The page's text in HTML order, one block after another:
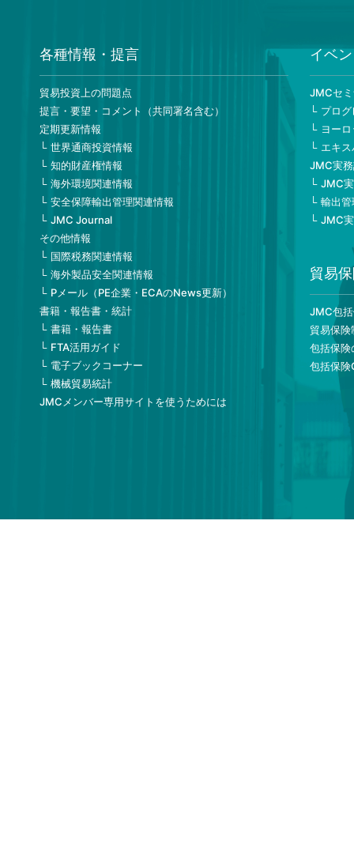
各種情報・提言
貿易投資上の問題点
提言・要望・コメント（共同署名含む）
定期更新情報
世界通商投資情報
知的財産権情報
海外環境関連情報
安全保障輸出管理関連情報
JMC Journal
その他情報
国際税務関連情報
海外製品安全関連情報
Pメール（PE企業・ECAのNews更新）
書籍・報告書・統計
書籍・報告書
FTA活用ガイド
電子ブックコーナー
機械貿易統計
JMCメンバー専用サイトを使うためには
イベ
JMCセ
プロ
ヨー
エキ
JMC実
JMC
輸出
JMC
貿易
JMC包
貿易保険
包括保険
包括保険